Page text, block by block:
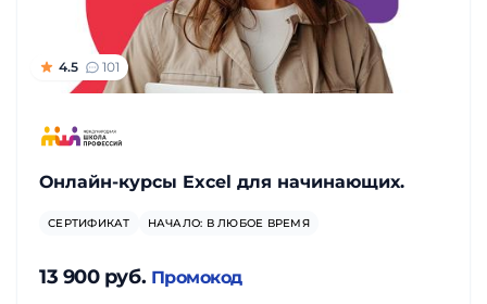
4.5 101
Онлайн-курсы Excel для начинающих.
СЕРТИФИКАТ НАЧАЛО: В ЛЮБОЕ ВРЕМЯ
13 900 руб. Промокод